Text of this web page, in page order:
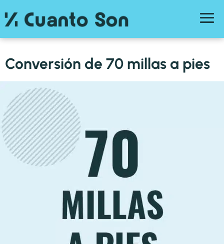
Conversión de 70 millas a pies